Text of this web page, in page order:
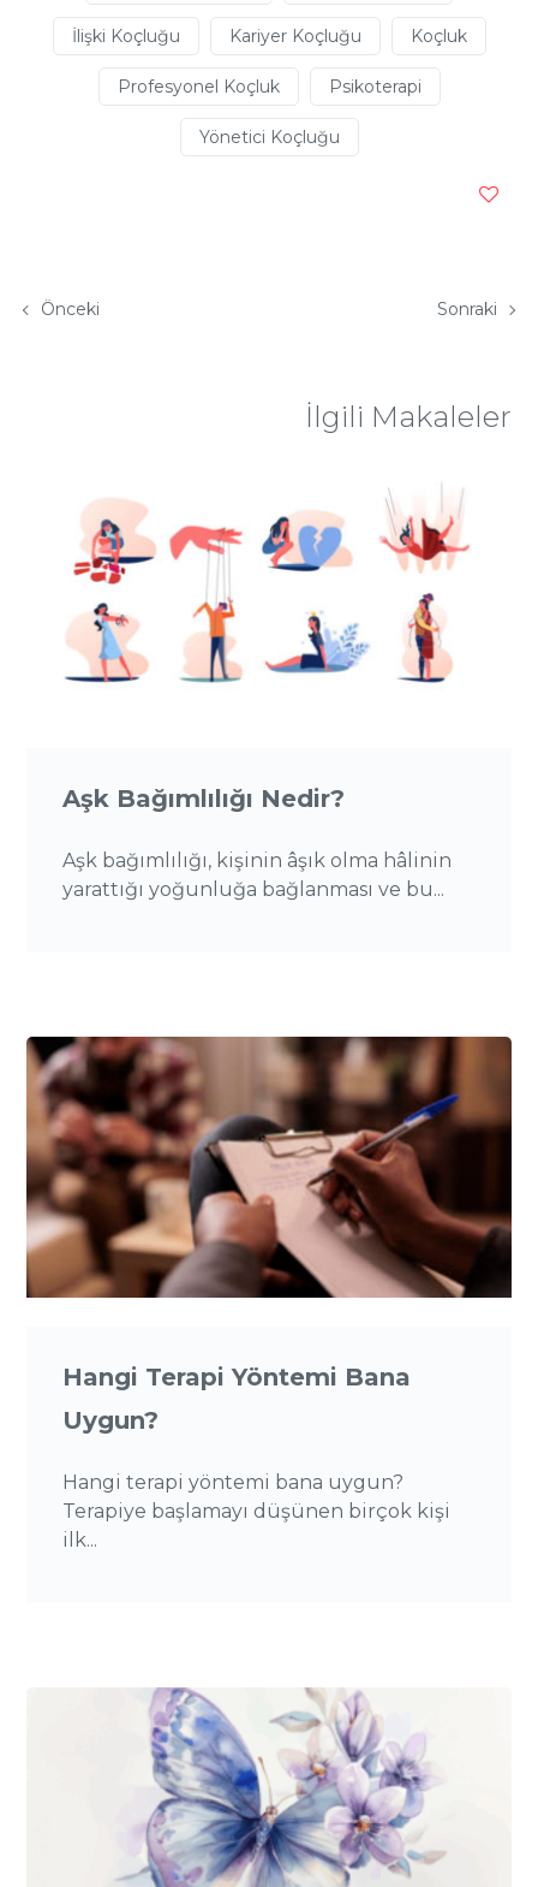
İlişki Koçluğu Kariyer Koçluğu Koçluk
Profesyonel Koçluk Psikoterapi
Yönetici Koçluğu
Önceki Sonraki
İlgili Makaleler
Aşk Bağımlılığı Nedir?
Aşk bağımlılığı, kişinin âşık olma hâlinin
yarattığı yoğunluğa bağlanması ve bu...
Hangi Terapi Yöntemi Bana
Uygun?
Hangi terapi yöntemi bana uygun?
Terapiye başlamayı düşünen birçok kişi
ilk...